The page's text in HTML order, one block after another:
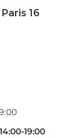
16
14:00-19:00